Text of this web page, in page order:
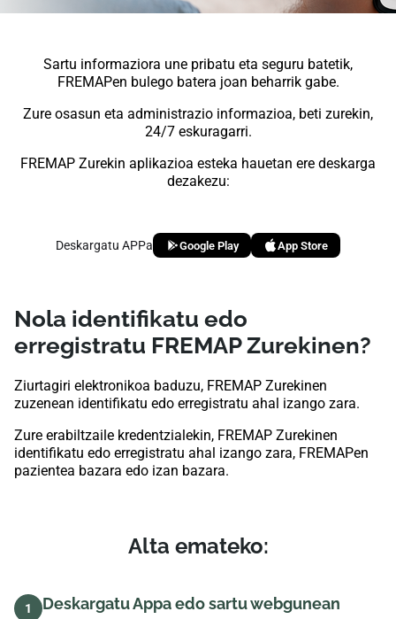
Sartu informaziora une pribatu eta seguru batetik,
FREMAPen bulego batera joan beharrik gabe.
Zure osasun eta administrazio informazioa, beti zurekin,
24/7 eskuragarri.
FREMAP Zurekin aplikazioa esteka hauetan ere deskarga
dezakezu:
Deskargatu APPa Google Play App Store
Nola identifikatu edo
erregistratu FREMAP Zurekinen?
Ziurtagiri elektronikoa baduzu, FREMAP Zurekinen
zuzenean identifikatu edo erregistratu ahal izango zara.
Zure erabiltzaile kredentzialekin, FREMAP Zurekinen
identifikatu edo erregistratu ahal izango zara, FREMAPen
pazientea bazara edo izan bazara.
Alta emateko:
1 Deskargatu Appa edo sartu webgunean